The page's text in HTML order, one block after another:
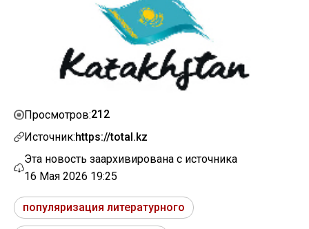
Просмотров:212
Источник:https://total.kz
Эта новость заархивирована с источника
16 Мая 2026 19:25
популяризация литературного